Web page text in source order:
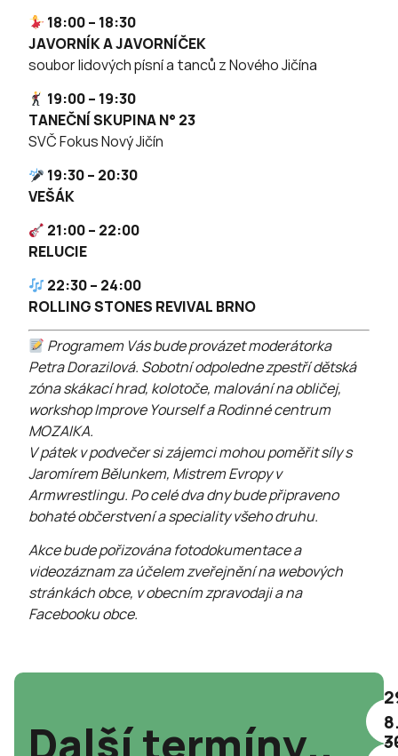
18:00 – 18:30
JAVORNÍK A JAVORNÍČEK
soubor lidových písní a tanců z Nového Jičína
19:00 – 19:30
TANEČNÍ SKUPINA N° 23
SVČ Fokus Nový Jičín
19:30 – 20:30
VEŠÁK
21:00 – 22:00
RELUCIE
22:30 – 24:00
ROLLING STONES REVIVAL BRNO
Programem Vás bude provázet moderátorka
Petra Dorazilová. Sobotní odpoledne zpestří dětská
zóna skákací hrad, kolotoče, malování na obličej,
workshop Improve Yourself a Rodinné centrum
MOZAIKA.
V pátek v podvečer si zájemci mohou poměřit síly s
Jaromírem Bělunkem, Mistrem Evropy v
Armwrestlingu. Po celé dva dny bude připraveno
bohaté občerstvení a speciality všeho druhu.
Akce bude pořizována fotodokumentace a
videozáznam za účelem zveřejnění na webových
stránkách obce, v obecním zpravodaji a na
Facebooku obce.
Další termíny..